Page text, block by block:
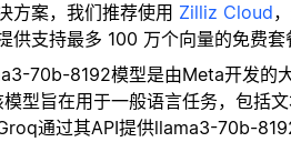
方案，我们推荐使用 Zilliz Cloud
供支持最多 100 万个向量的免费套
70b-8192模型是由Meta开发的
型旨在用于一般语言任务，包括
通过其API提供llama3-70b-